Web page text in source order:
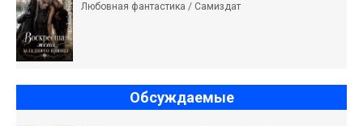
Любовная фантастика / Самиздат
Обсуждаемые